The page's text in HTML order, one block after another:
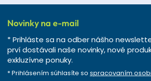
Novinky na e-mail
* Prihláste sa na odber nášho
prví dostávali naše novinky, nové
exkluzívne ponuky.
* Prihlásením súhlasíte so spracovaním